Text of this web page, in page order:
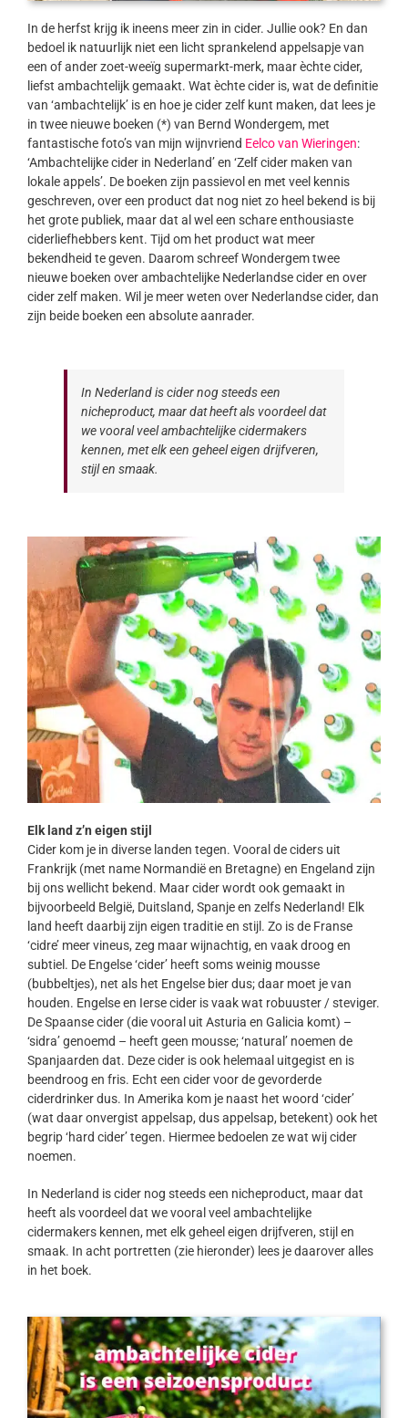
In de herfst krijg ik ineens meer zin in cider. Jullie ook? En dan
bedoel ik natuurlijk niet een licht sprankelend appelsapje van
een of ander zoet-weeïg supermarkt-merk, maar èchte cider,
liefst ambachtelijk gemaakt. Wat èchte cider is, wat de definitie
van ‘ambachtelijk’ is en hoe je cider zelf kunt maken, dat lees je
in twee nieuwe boeken (*) van Bernd Wondergem, met
fantastische foto’s van mijn wijnvriend Eelco van Wieringen:
‘Ambachtelijke cider in Nederland’ en ‘Zelf cider maken van
lokale appels’. De boeken zijn passievol en met veel kennis
geschreven, over een product dat nog niet zo heel bekend is bij
het grote publiek, maar dat al wel een schare enthousiaste
ciderliefhebbers kent. Tijd om het product wat meer
bekendheid te geven. Daarom schreef Wondergem twee
nieuwe boeken over ambachtelijke Nederlandse cider en over
cider zelf maken. Wil je meer weten over Nederlandse cider, dan
zijn beide boeken een absolute aanrader.
In Nederland is cider nog steeds een
nicheproduct, maar dat heeft als voordeel dat
we vooral veel ambachtelijke cidermakers
kennen, met elk een geheel eigen drijfveren,
stijl en smaak.
Elk land z’n eigen stijl
Cider kom je in diverse landen tegen. Vooral de ciders uit
Frankrijk (met name Normandië en Bretagne) en Engeland zijn
bij ons wellicht bekend. Maar cider wordt ook gemaakt in
bijvoorbeeld België, Duitsland, Spanje en zelfs Nederland! Elk
land heeft daarbij zijn eigen traditie en stijl. Zo is de Franse
‘cidre’ meer vineus, zeg maar wijnachtig, en vaak droog en
subtiel. De Engelse ‘cider’ heeft soms weinig mousse
(bubbeltjes), net als het Engelse bier dus; daar moet je van
houden. Engelse en Ierse cider is vaak wat robuuster / steviger.
De Spaanse cider (die vooral uit Asturia en Galicia komt) –
‘sidra’ genoemd – heeft geen mousse; ‘natural’ noemen de
Spanjaarden dat. Deze cider is ook helemaal uitgegist en is
beendroog en fris. Echt een cider voor de gevorderde
ciderdrinker dus. In Amerika kom je naast het woord ‘cider’
(wat daar onvergist appelsap, dus appelsap, betekent) ook het
begrip ‘hard cider’ tegen. Hiermee bedoelen ze wat wij cider
noemen.
In Nederland is cider nog steeds een nicheproduct, maar dat
heeft als voordeel dat we vooral veel ambachtelijke
cidermakers kennen, met elk geheel eigen drijfveren, stijl en
smaak. In acht portretten (zie hieronder) lees je daarover alles
in het boek.